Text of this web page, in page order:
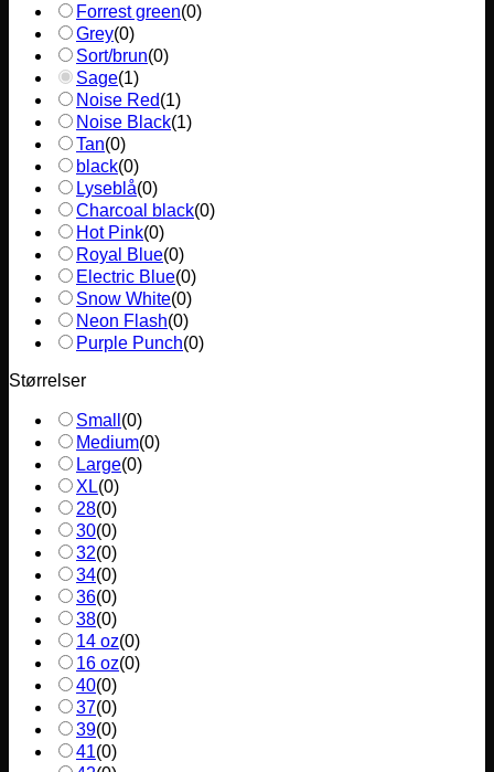
Forrest green(0)
Grey(0)
Sort/brun(0)
Sage(1)
Noise Red(1)
Noise Black(1)
Tan(0)
black(0)
Lyseblå(0)
Charcoal black(0)
Hot Pink(0)
Royal Blue(0)
Electric Blue(0)
Snow White(0)
Neon Flash(0)
Purple Punch(0)
Størrelser
Small (0)
Medium(0)
Large(0)
XL(0)
28(0)
30(0)
32(0)
34(0)
36(0)
38(0)
14 oz(0)
16 oz(0)
40(0)
37(0)
39(0)
41(0)